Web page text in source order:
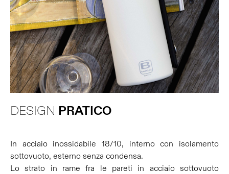
DESIGN PRATICO
In acciaio inossidabile 18/10, interno con isolamento
sottovuoto, esterno senza condensa.
Lo strato in rame fra le pareti in acciaio sottovuoto